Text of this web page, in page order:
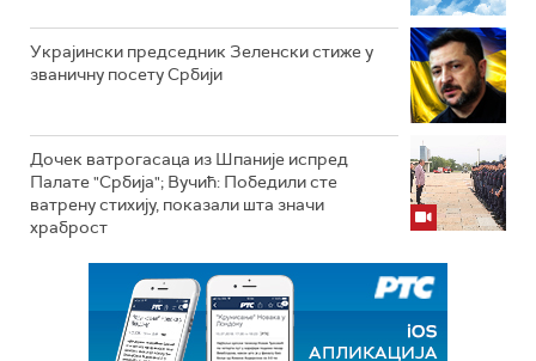
Украјински председник Зеленски стиже у
званичну посету Србији
Дочек ватрогасаца из Шпаније испред
Палате "Србија"; Вучић: Победили сте
ватрену стихију, показали шта значи
храброст